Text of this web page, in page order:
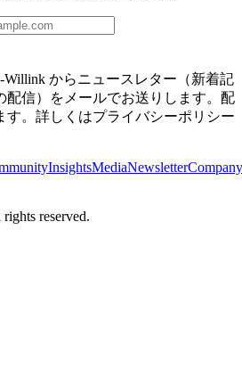
からニュースレター（新着記
配信）をメールでお送りします。配
す。詳しくはプライバシーポリシー
InsightsMediaNewsletterCompany
reserved.